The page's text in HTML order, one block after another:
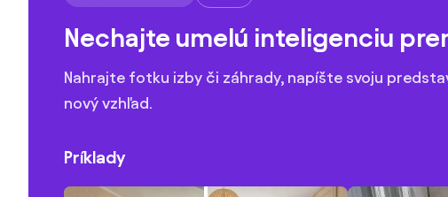
Nechajte umelú inteligenciu
Nahrajte fotku izby či záhrady, napíšte svoju
nový vzhľad.
Príklady